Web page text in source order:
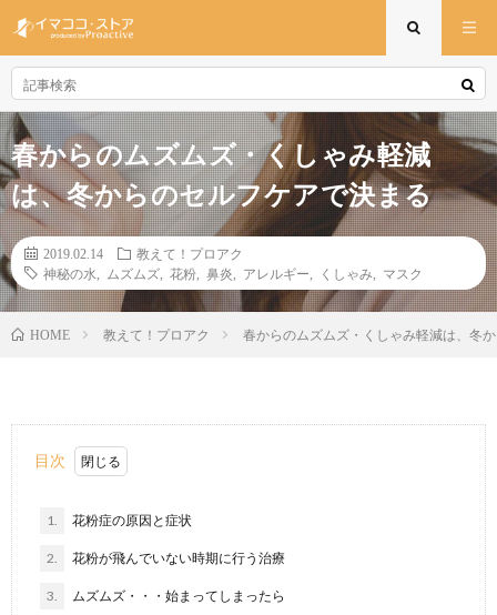
春からのムズムズ・くしゃみ軽減
は、冬からのセルフケアで決まる
2019.02.14
教えて！プロアク
神秘の水
ムズムズ 花粉 鼻炎 アレルギー くしゃみ マスク
HOME 教えて！プロアク 春からのムズムズ・くしゃみ軽減は、冬
目次
1. 花粉症の原因と症状
2. 花粉が飛んでいない時期に行う治療
3. ムズムズ・・・始まってしまったら